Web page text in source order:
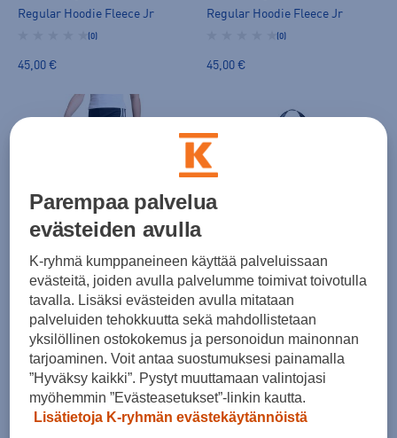
Regular Hoodie Fleece Jr
(0)
45,00 €
Regular Hoodie Fleece Jr
(0)
45,00 €
3 Stripes Flared Leggings Jr
(0)
35,00 €
Adicolor Classic Backpack
35,00 €
Parempaa palvelua
evästeiden avulla
K-ryhmä kumppaneineen käyttää palveluissaan
evästeitä, joiden avulla palvelumme toimivat toivotulla
tavalla. Lisäksi evästeiden avulla mitataan
palveluiden tehokkuutta sekä mahdollistetaan
yksilöllinen ostokokemus ja personoidun mainonnan
tarjoaminen. Voit antaa suostumuksesi painamalla
”Hyväksy kaikki”. Pystyt muuttamaan valintojasi
myöhemmin ”Evästeasetukset”-linkin kautta.
Lisätietoja K-ryhmän evästekäytännöistä